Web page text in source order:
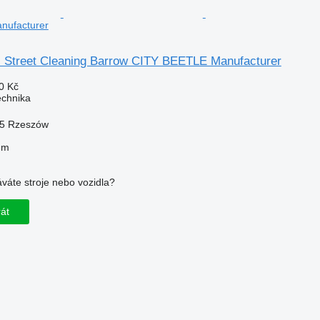
Cleaning Barrow CITY BEETLE Manufacturer
Kč
Rzeszów
stroje nebo vozidla?